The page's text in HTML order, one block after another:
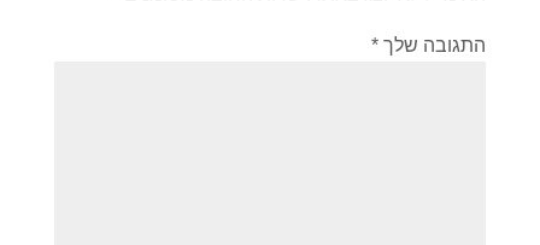
התגובה שלך *